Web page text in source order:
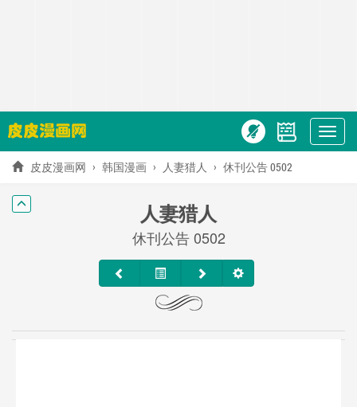
Show
menu
皮皮漫画网 韩国漫画 人妻猎人 休刊公告 0502
人妻猎人
休刊公告 0502